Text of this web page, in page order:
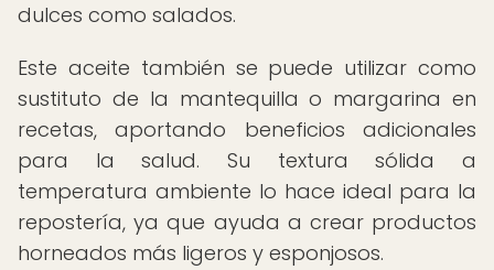
dulces como salados.
Este aceite también se puede utilizar como
sustituto de la mantequilla o margarina en
recetas, aportando beneficios adicionales
para la salud. Su textura sólida a
temperatura ambiente lo hace ideal para la
repostería, ya que ayuda a crear productos
horneados más ligeros y esponjosos.